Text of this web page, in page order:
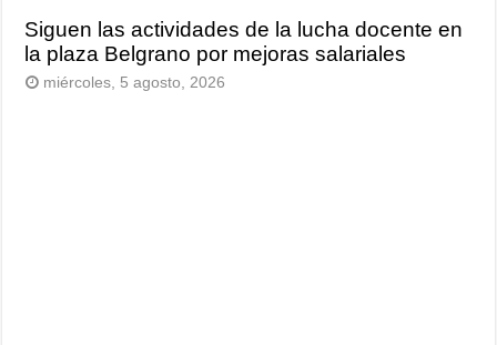
Siguen las actividades de la lucha docente en
la plaza Belgrano por mejoras salariales
miércoles, 5 agosto, 2026